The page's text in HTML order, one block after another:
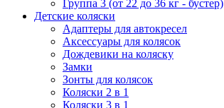
Группа 3 (от 22 до 36 кг - бустер)
Детские коляски
Адаптеры для автокресел
Аксессуары для колясок
Дождевики на коляску
Замки
Зонты для колясок
Коляски 2 в 1
Коляски 3 в 1